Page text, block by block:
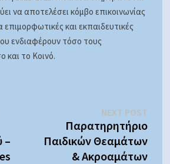
να αποτελέσει κόμβο επικοινωνίας
επιμορφωτικές και εκπαιδευτικές
ενδιαφέρουν τόσο τους
και το Κοινό.
–
NEXT POST
Παρατηρητήριο
Παιδικών Θεαμάτων
& Ακροαμάτων